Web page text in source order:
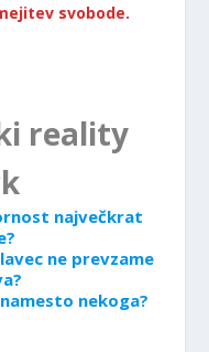
svobode.
reality
največkrat
ne prevzame
nekoga?